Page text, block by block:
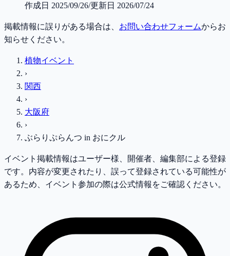
作成日 2025/09/26/更新日 2026/07/24
掲載情報に誤りがある場合は、 お問い合わせフォームからお
知らせください。
植物イベント
›
関西
›
大阪府
›
ぶらりぷらんつ in おにクル
イベント掲載情報はユーザー様、開催者、編集部による登録
です。内容が変更されたり、誤って登録されている可能性が
あるため、イベント参加の際は公式情報をご確認ください。